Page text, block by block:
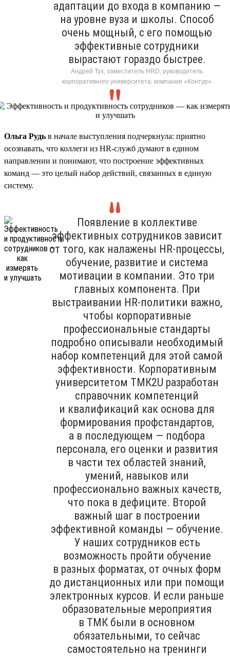
адаптации до входа в компанию —
на уровне вуза и школы. Способ
очень мощный, с его помощью
эффективные сотрудники
вырастают гораздо быстрее.
Андрей Тух, заместитель HRD, руководитель
корпоративного университета, компания «Контур»
Ольга Рудь в начале выступления подчеркнула: приятно
осознавать, что коллеги из HR-служб думают в едином
направлении и понимают, что построение эффективных
команд — это целый набор действий, связанных в единую
систему.
Появление в коллективе
эффективных сотрудников зависит
от того, как налажены HR-процессы,
обучение, развитие и система
мотивации в компании. Это три
главных компонента. При
выстраивании HR-политики важно,
чтобы корпоративные
профессиональные стандарты
подробно описывали необходимый
набор компетенций для этой самой
эффективности. Корпоративным
университетом ТМК2U разработан
справочник компетенций
и квалификаций как основа для
формирования профстандартов,
а в последующем — подбора
персонала, его оценки и развития
в части тех областей знаний,
умений, навыков или
профессионально важных качеств,
что пока в дефиците. Второй
важный шаг в построении
эффективной команды — обучение.
У наших сотрудников есть
возможность пройти обучение
в разных форматах, от очных форм
до дистанционных или при помощи
электронных курсов. И если раньше
образовательные мероприятия
в ТМК были в основном
обязательными, то сейчас
самостоятельно на тренинги